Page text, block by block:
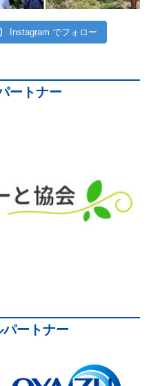
Instagram でフォロー
ートナー
ートナー